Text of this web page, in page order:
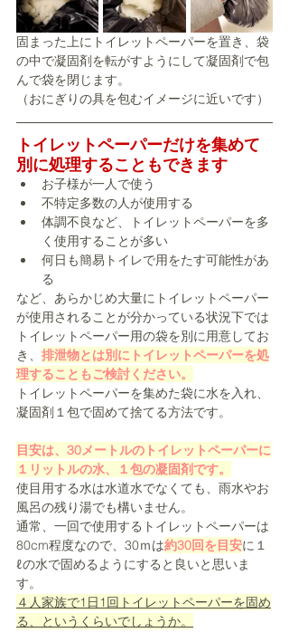
固まった上にトイレットペーパーを置き、袋
の中で凝固剤を転がすようにして凝固剤で包
んで袋を閉じます。
（おにぎりの具を包むイメージに近いです）
トイレットペーパーだけを集めて
別に処理することもできます
お子様が一人で使う
不特定多数の人が使用する
体調不良など、トイレットペーパーを多
く使用することが多い
何日も簡易トイレで用をたす可能性があ
る
など、あらかじめ大量にトイレットペーパー
が使用されることが分かっている状況下では
トイレットペーパー用の袋を別に用意してお
き、 排泄物とは別にトイレットペーパーを処
理することもご検討ください。
トイレットペーパーを集めた袋に水を入れ、
凝固剤１包で固めて捨てる方法です。
目安は、30メートルのトイレットペーパーに
１リットルの水、１包の凝固剤です。
使目用する水は水道水でなくても、雨水やお
風呂の残り湯でも構いません。
通常、一回で使用するトイレットペーパーは
80cm程度なので、30ｍは約30回を目安に１
ℓの水で固めるようにすると良いと思いま
す。
４人家族で1日1回トイレットペーパーを固め
る、というくらいでしょうか。